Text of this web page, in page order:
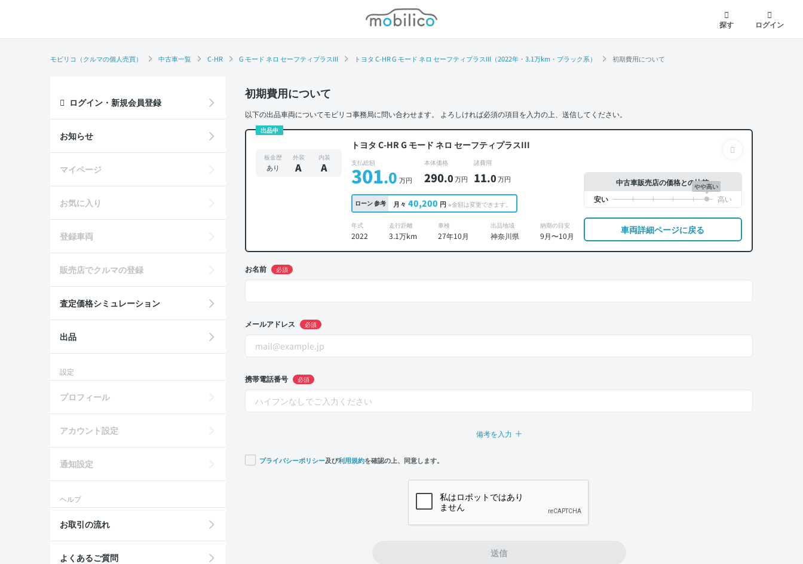
モビリコ
探す
ログイン
モビリコ（クルマの個人売買） 中古車一覧 C-HR G モード ネロ セーフティプラスIII トヨタ C-HR G モード ネロ セーフティプラスIII（2022年・3.1万km・ブラック系） 初期費用について
初期費用について
以下の出品車両についてモビリコ事務局に問い合わせます。 よろしければ必須の項目を入力の上、送信してください。
出品中
トヨタ C-HR G モード ネロ セーフティプラスIII
板金歴
あり
外装
A
内装
A 支払総額
301.0 万円
本体価格
290.0万円
諸費用
11.0万円
ローン参考 月々 40,200 円 ※金額は変更できます。
年式
2022
走行距離
3.1万km
車検
27年10月
出品地域
神奈川県
納期の目安
9月〜10月
中古車販売店の価格との比較
やや高い
車両詳細ページに戻る
お名前 必須
メールアドレス 必須
携帯電話番号 必須
備考を入力
プライバシーポリシー及び利用規約を確認の上、同意します。
送信
ログイン・新規会員登録
お知らせ
マイページ
お気に入り
登録車両
販売店でクルマの登録
査定価格シミュレーション
出品
設定
プロフィール
アカウント設定
通知設定
ヘルプ
お取引の流れ
よくあるご質問